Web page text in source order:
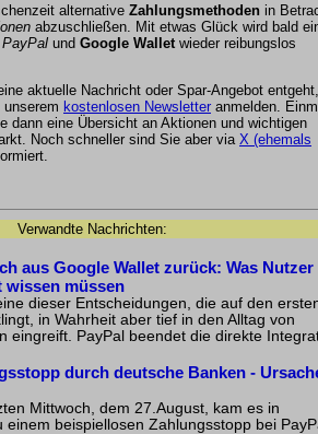
alternative Zahlungsmethoden in
abzuschließen. Mit etwas Glück wird bald
PayPal und Google Wallet wieder reibungslos
aktuelle Nachricht oder Spar-Angebot entgeht,
kostenlosen Newsletter anmelden.
dann eine Übersicht an Aktionen und wichtigen
Noch schneller sind Sie aber via X (ehemals
Verwandte Nachrichten:
aus Google Wallet zurück: Was Nutzer
wissen müssen
dieser Entscheidungen, die auf den
in Wahrheit aber tief in den Alltag von
eingreift. PayPal beendet die direkte
durch deutsche Banken -
Mittwoch, dem 27.August, kam es in
einem beispiellosen Zahlungsstopp bei